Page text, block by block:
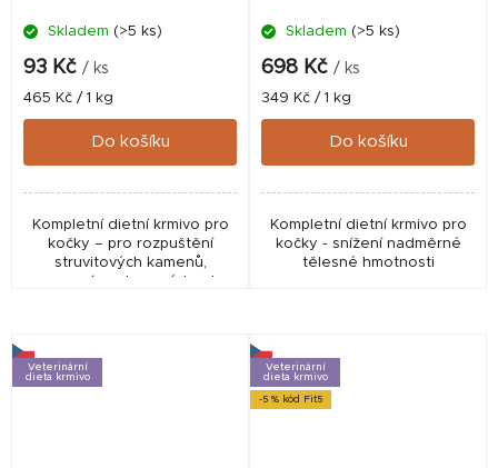
Skladem (>5 ks)
93 Kč / ks
Měrná
cena:
465 Kč / 1 kg
Do košíku
Kompletní dietní krmivo pro
kočky – pro rozpuštění
struvitových kamenů,
Skladem (>5 ks)
698 Kč / ks
Měrná
cena:
349 Kč / 1 kg
Do košíku
Kompletní dietní krmivo pro
kočky - snížení nadměrné
tělesné hmotnosti
Veterinární
dieta krmivo
Veterinární
dieta krmivo
-5 % kód Fit5